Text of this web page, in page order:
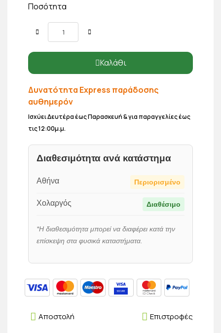
Ποσότητα
Καλάθι
Δυνατότητα Express παράδοσης
αυθημερόν
Ισχύει Δευτέρα έως Παρασκευή & για παραγγελίες έως
τις 12:00μ.μ.
Διαθεσιμότητα ανά κατάστημα
Αθήνα Περιορισμένο
Χολαργός Διαθέσιμο
*Η διαθεσιμότητα μπορεί να διαφέρει κατά την
επίσκεψη στα φυσικά καταστήματα.
Επιστροφές
Αποστολή